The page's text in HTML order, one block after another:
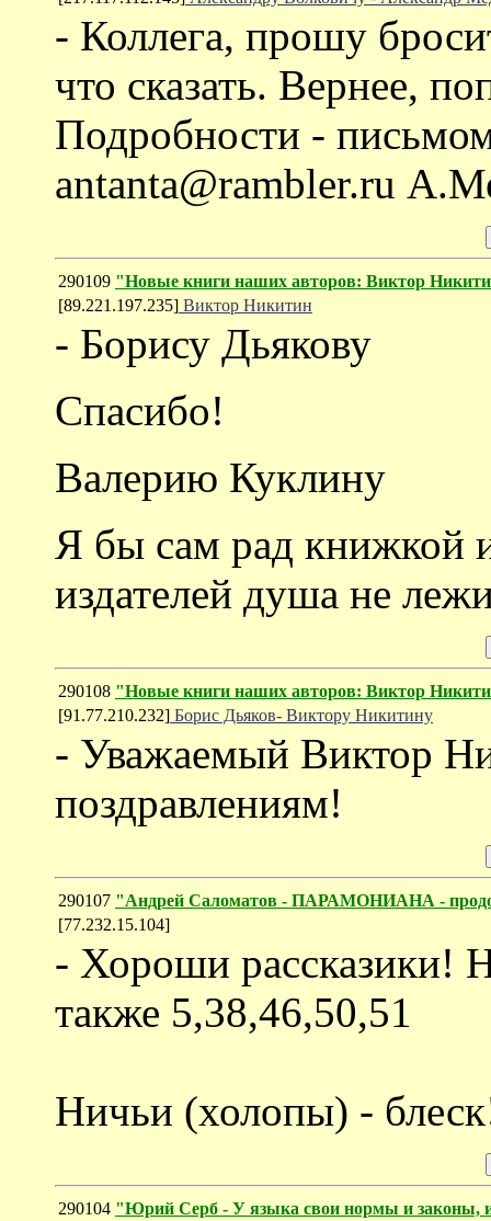
- Коллега, прошу
что сказать. Вернее,
Подробности -
antanta@rambler.ru
290109 "Новые книги наших авторов: Виктор
[89.221.197.235] Виктор Никитин
- Борису Дьякову
Спасибо!
Валерию Куклину
Я бы сам рад книжкой
издателей душа не
290108 "Новые книги наших авторов: Виктор
[91.77.210.232] Борис Дьяков- Виктору Никитину
- Уважаемый Виктор
поздравлениям!
290107 "Андрей Саломатов - ПАРАМОНИАНА -
[77.232.15.104]
- Хороши рассказики!
также 5,38,46,50,51
Ничьи (холопы) -
290104 "Юрий Серб - У языка свои нормы и законы,